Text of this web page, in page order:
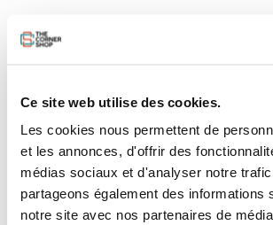
Ce site web utilise des cookies.
Les cookies nous permettent de
et les annonces, d'offrir des
médias sociaux et d'analyser notre
partageons également des informations
notre site avec nos partenaires de
Epuisé